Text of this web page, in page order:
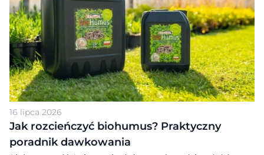
16 lipca 2026
Jak rozcieńczyć biohumus? Praktyczny
poradnik dawkowania